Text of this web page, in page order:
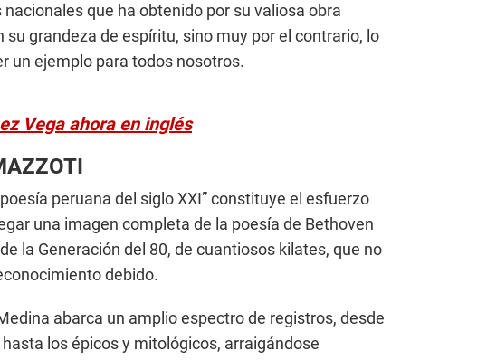
que ha obtenido por su valiosa obra
su grandeza de espíritu, sino muy por el contrario, lo
un ejemplo para todos nosotros.
Vega ahora en inglés
peruana del siglo XXI” constituye el esfuerzo
una imagen completa de la poesía de Bethoven
la Generación del 80, de cuantiosos kilates, que no
debido.
abarca un amplio espectro de registros, desde
los épicos y mitológicos, arraigándose